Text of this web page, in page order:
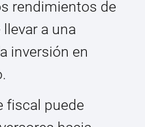
rendimientos de
a una
inversión en
fiscal puede